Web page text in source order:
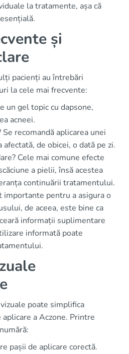
la tratamente, așa că
și
pacienți au întrebări
la cele mai frecvente:
un gel topic cu dapsone,
acneei.
recomandă aplicarea unei
de obicei, o dată pe zi.
Cele mai comune efecte
a pielii, însă acestea
continuării tratamentului.
pentru a asigura o
de aceea, este bine ca
informații suplimentare
informată poate
poate simplifica
a Aczone. Printre
pașii de aplicare corectă.